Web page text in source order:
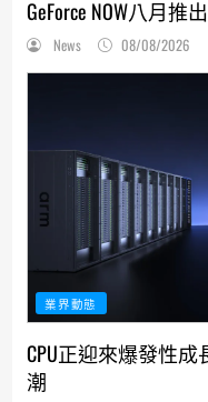
GeForce NOW八月推
News 08/08/2026
業界動態
CPU正迎來爆發性
潮